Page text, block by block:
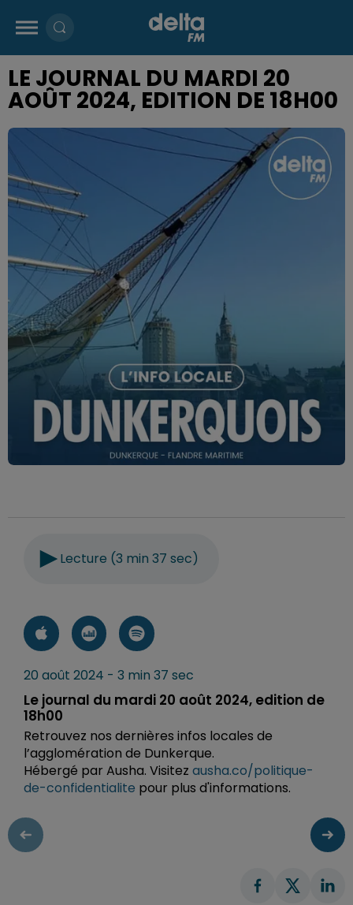
LE JOURNAL DU MARDI 20
AOÛT 2024, EDITION DE 18H00
Lecture (3 min 37 sec)
20 août 2024 - 3 min 37 sec
Le journal du mardi 20 août 2024, edition de
18h00
Retrouvez nos dernières infos locales de
l’agglomération de Dunkerque.
Hébergé par Ausha. Visitez ausha.co/politique-
de-confidentialite pour plus d'informations.